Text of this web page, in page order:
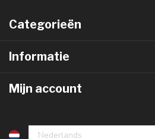
Categorieën
Informatie
Mijn account